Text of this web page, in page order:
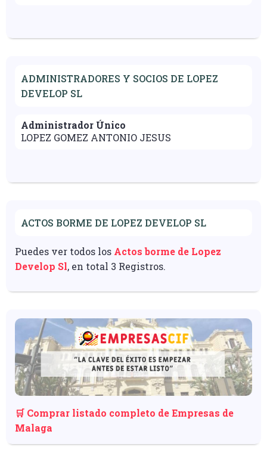
ADMINISTRADORES Y SOCIOS DE LOPEZ
DEVELOP SL
Administrador Único
LOPEZ GOMEZ ANTONIO JESUS
ACTOS BORME DE LOPEZ DEVELOP SL
Puedes ver todos los Actos borme de Lopez
Develop Sl, en total 3 Registros.
🛒 Comprar listado completo de Empresas de
Malaga